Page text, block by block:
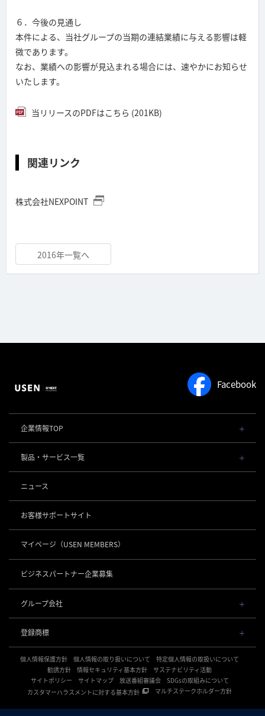
６．今後の見通し
本件による、当社グループの当期の連結業績に与える影響は軽
微であります。
なお、業績への影響が見込まれる場合には、速やかにお知らせ
いたします。
当リリースのPDFはこちら (201KB)
関連リンク
株式会社NEXPOINT
2016年一覧へ
Facebook
企業情報TOP
会社概要・役員一覧
事業内容
社長メッセージ
事業所一覧
店舗DX
グループ会社
製品・サービス一覧
POSレジ 他
USENレジ
USENセルフレジ
USENレジTAB HEALTHCARE
USEN ハンディ
USEN Mobile Order
USEN Tablet Order
USEN Order & Pay
USEN My Menu Premium
キャッシュレス決済
USEN PAY
USEN PAY QR
KettyBot Pro（配膳）
PuduBot2（配膳）
BellaBot Pro（配膳）
PUDU T300（運搬）
PUDU CC1（清掃）
KLEENBOT C30（清掃）
PUDU MT1（清掃）
集客・予約
USEN SMART RESERVE
ヒトサラ
サロン向け予約システム
「USEN RESERVE BEAUTY」
⁩音楽配信
USEN MUSIC Entertainment
OTORAKU -音・楽-
CM録音機能つきBGM
海外店舗BGM
複数店舗の配信管理
通信
USEN AIR UNLIMITED
USEN AIR
USEN光
USEN Wi-Fi
USEN PHONE
防犯カメラ
USEN Camera
サイネージ
開業サポート
お役立ち情報
ニュース
お客様サポートサイト
マイページ （USEN MEMBERS）
ビジネスパートナー企業募集
グループ会社
USEN & U-NEXT GROUP
株式会社 U-NEXT HOLDINGS
登録商標
登録第７０２６８８０号
登録第６６５８３１３号
登録第６６１８６０３号
登録第６３８６７４６号
登録第６１５８６１６号
個人情報保護方針 個人情報の取り扱いについて
特定個人情報の取扱いについて
勧誘方針
情報セキュリティ基本方針
サステナビリティ活動
サイトポリシー
サイトマップ 放送番組審議会
SDGsの取組みについて
カスタマーハラスメントに対する基本方針
マルチステークホルダー方針